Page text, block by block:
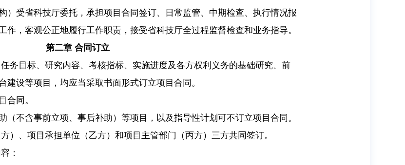
）受省科技厅委托，承担项目合同签订、日常监管、中期检查、执行情况报
作，客观公正地履行工作职责，接受省科技厅全过程监督检查和业务指导。
第二章 合同订立
务目标、研究内容、考核指标、实施进度及各方权利义务的基础研究、前
建设等项目，均应当采取书面形式订立项目合同。
合同。
（不含事前立项、事后补助）等项目，以及指导性计划可不订立项目合同。
）、项目承担单位（乙方）和项目主管部门（丙方）三方共同签订。
：